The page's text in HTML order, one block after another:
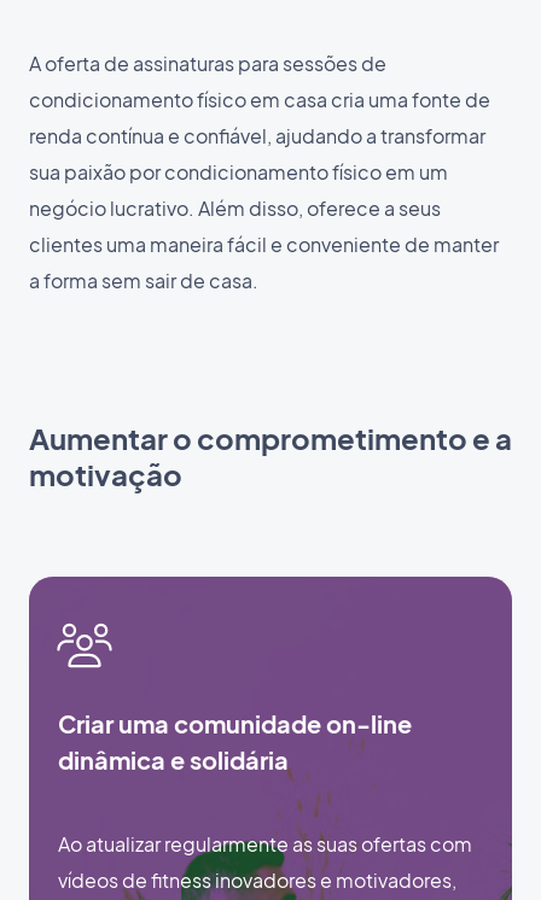
A oferta de assinaturas para sessões de
condicionamento físico em casa cria uma fonte de
renda contínua e confiável, ajudando a transformar
sua paixão por condicionamento físico em um
negócio lucrativo. Além disso, oferece a seus
clientes uma maneira fácil e conveniente de manter
a forma sem sair de casa.
Aumentar o comprometimento e a
motivação
Criar uma comunidade on-line
dinâmica e solidária
Ao atualizar regularmente as suas ofertas com
vídeos de fitness inovadores e motivadores,